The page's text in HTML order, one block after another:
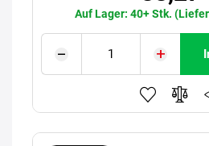
Auf Lager: 40+ Stk.